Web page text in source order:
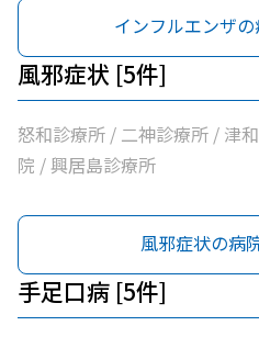
インフルエンザ
風邪症状 [5件]
怒和診療所 / 二神診療所 / 津
院 / 興居島診療所
風邪症状の病
手足口病 [5件]